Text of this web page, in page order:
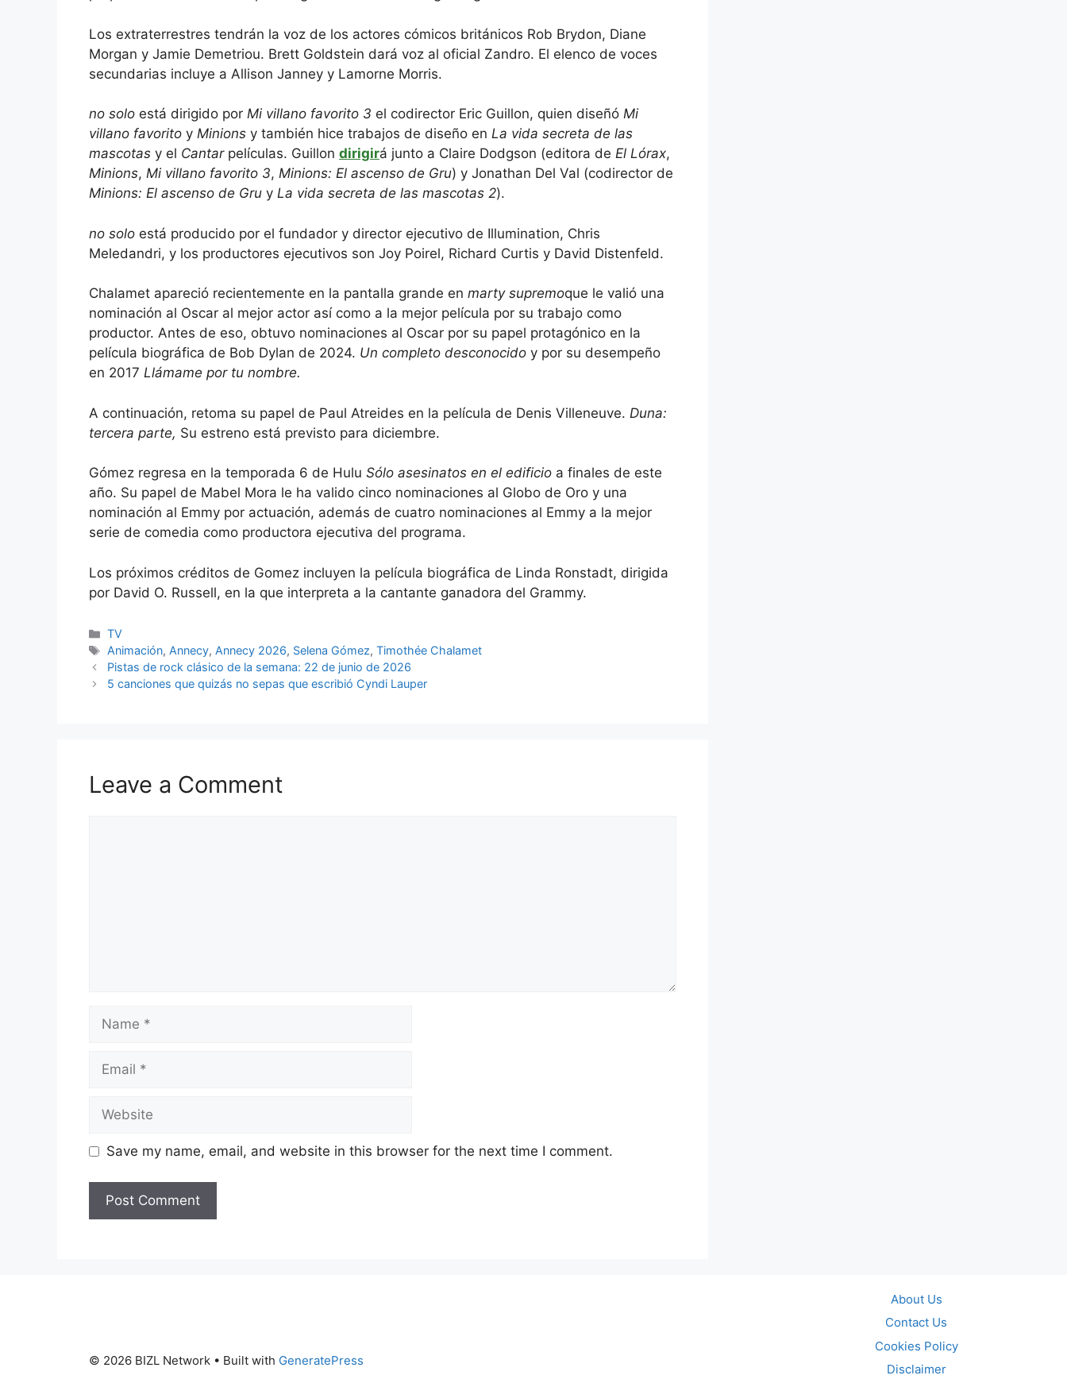
Los extraterrestres tendrán la voz de los actores cómicos británicos Rob Brydon, Diane
Morgan y Jamie Demetriou. Brett Goldstein dará voz al oficial Zandro. El elenco de voces
secundarias incluye a Allison Janney y Lamorne Morris.
no solo está dirigido por Mi villano favorito 3 el codirector Eric Guillon, quien diseñó Mi
villano favorito y Minions y también hice trabajos de diseño en La vida secreta de las
mascotas y el Cantarpelículas. Guillon dirigirá junto a Claire Dodgson (editora de El Lórax,
Minions, Mi villano favorito 3, Minions: El ascenso de Gru) y Jonathan Del Val (codirector de
Minions: El ascenso de Gru y La vida secreta de las mascotas 2).
no solo está producido por el fundador y director ejecutivo de Illumination, Chris
Meledandri, y los productores ejecutivos son Joy Poirel, Richard Curtis y David Distenfeld.
Chalamet apareció recientemente en la pantalla grande en marty supremoque le valió una
nominación al Oscar al mejor actor así como a la mejor película por su trabajo como
productor. Antes de eso, obtuvo nominaciones al Oscar por su papel protagónico en la
película biográfica de Bob Dylan de 2024. Un completo desconocido y por su desempeño
en 2017 Llámame por tu nombre.
A continuación, retoma su papel de Paul Atreides en la película de Denis Villeneuve. Duna:
tercera parte, Su estreno está previsto para diciembre.
Gómez regresa en la temporada 6 de Hulu Sólo asesinatos en el edificio a finales de este
año. Su papel de Mabel Mora le ha valido cinco nominaciones al Globo de Oro y una
nominación al Emmy por actuación, además de cuatro nominaciones al Emmy a la mejor
serie de comedia como productora ejecutiva del programa.
Los próximos créditos de Gomez incluyen la película biográfica de Linda Ronstadt, dirigida
por David O. Russell, en la que interpreta a la cantante ganadora del Grammy.
Categories
TV
Tags
Animación,Annecy,Annecy 2026, Selena Gómez,Timothée Chalamet
Pistas de rock clásico de la semana: 22 de junio de 2026
5 canciones que quizás no sepas que escribió Cyndi Lauper
Leave a Comment
Name
Email
Website
Save my name, email, and website in this browser for the next time I comment.
About Us
Contact Us
Cookies Policy
Disclaimer
© 2026 BIZL Network • Built with GeneratePress